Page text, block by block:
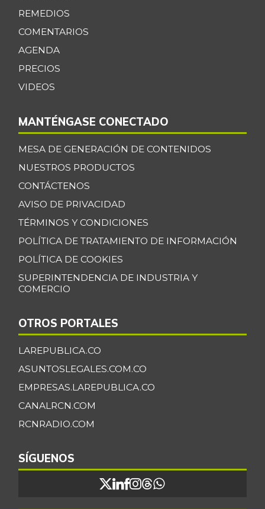
REMEDIOS
COMENTARIOS
AGENDA
PRECIOS
VIDEOS
MANTÉNGASE CONECTADO
MESA DE GENERACIÓN DE CONTENIDOS
NUESTROS PRODUCTOS
CONTÁCTENOS
AVISO DE PRIVACIDAD
TÉRMINOS Y CONDICIONES
POLÍTICA DE TRATAMIENTO DE INFORMACIÓN
POLÍTICA DE COOKIES
SUPERINTENDENCIA DE INDUSTRIA Y
COMERCIO
OTROS PORTALES
LAREPUBLICA.CO
ASUNTOSLEGALES.COM.CO
EMPRESAS.LAREPUBLICA.CO
CANALRCN.COM
RCNRADIO.COM
SÍGUENOS